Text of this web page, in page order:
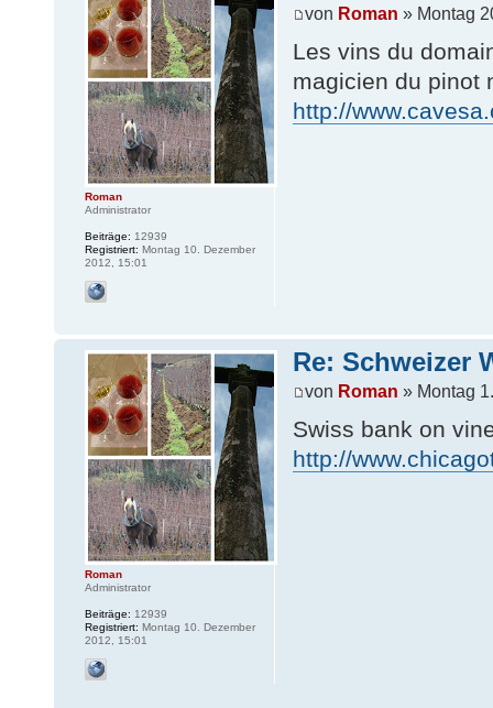
von Roman » Montag
Les vins du
magicien du pinot
http://
Roman
Administrator
Beiträge: 12939
Registriert: Montag 10. Dezember
2012, 15:01
Re: Schweizer
von Roman » Montag
Swiss bank on
http://
Roman
Administrator
Beiträge: 12939
Registriert: Montag 10. Dezember
2012, 15:01